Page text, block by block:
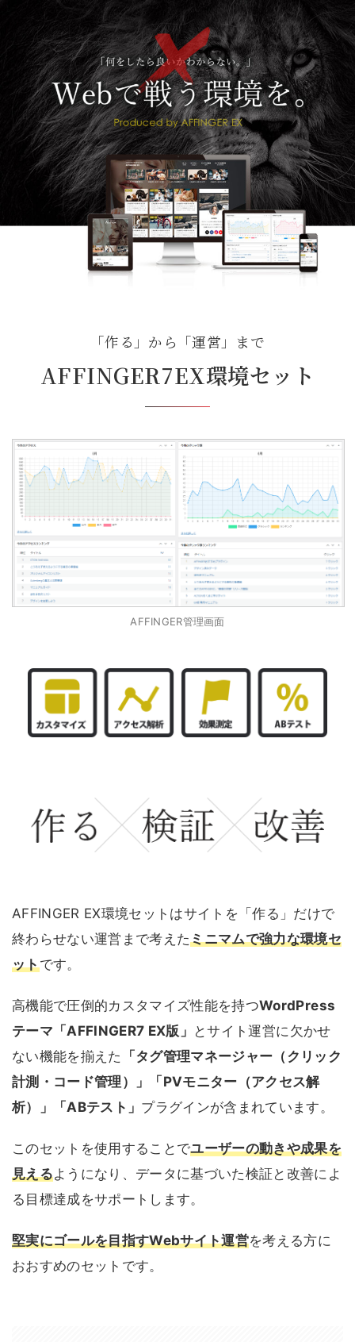
「作る」から「運営」まで
AFFINGER7EX環境セット
AFFINGER管理画面
AFFINGER EX環境セットはサイトを「作る」だけで
終わらせない運営まで考えたミニマムで強力な環境セ
ットです。
高機能で圧倒的カスタマイズ性能を持つWordPress
テーマ「AFFINGER7 EX版」 とサイト運営に欠かせ
ない機能を揃えた
「タグ管理マネージャー（クリック
計測・コード管理）」「PVモニター（アクセス解
析）」「ABテスト」 プラグインが含まれています。
このセットを使用することでユーザーの動きや成果を
見えるようになり、データに基づいた検証と改善によ
る目標達成をサポートします。
堅実にゴールを目指すWebサイト運営を考える方に
おおすめのセットです。